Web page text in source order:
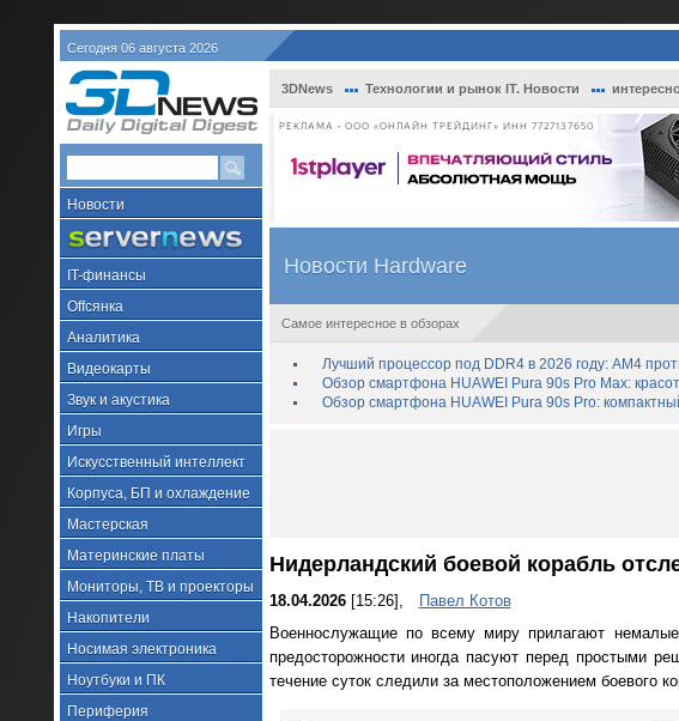
Сегодня 06 августа 2026
Новости
IT-финансы
Offсянка
Аналитика
Видеокарты
Звук и акустика
Игры
Искусственный интеллект
Корпуса, БП и охлаждение
Мастерская
Материнские платы
Мониторы, ТВ и проекторы
Накопители
Носимая электроника
Ноутбуки и ПК
Периферия
3DNews Технологии и рынок IT. Новости
РЕКЛАМА • ООО «ОНЛАЙН ТРЕЙДИНГ» ИНН 7727137650
Новости Hardware
Самое интересное в обзорах
Лучший процессор под DDR4 в 2026 году: AM4
Обзор смартфона HUAWEI Pura 90s Pro Max:
Обзор смартфона HUAWEI Pura 90s Pro:
Нидерландский боевой корабль
18.04.2026[15:26],
Павел Котов
Военнослужащие по всему миру прилагают
предосторожности иногда пасуют перед простыми
течение суток следили за местоположением боевого